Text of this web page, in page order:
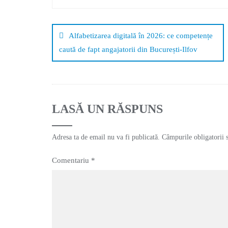
Alfabetizarea digitală în 2026: ce competențe
caută de fapt angajatorii din București-Ilfov
LASĂ UN RĂSPUNS
Adresa ta de email nu va fi publicată. Câmpurile obligatorii
Comentariu *